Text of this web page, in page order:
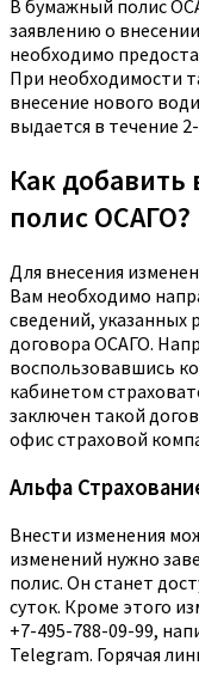
В бумажный полис
заявлению о
необходимо
При необходимости
внесение нового
выдается в течение
Как
полис ОСАГО?
Для внесения
Вам необходимо
сведений, указанных
договора ОСАГО.
воспользовавшись
кабинетом
заключен такой
офис страховой
Альфа
Внести изменения
изменений нужно
полис. Он станет
суток. Кроме этого
+7-495-788-09-99,
Telegram. Горячая